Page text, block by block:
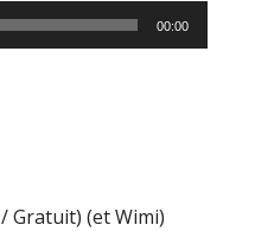
00:00
/ Gratuit) (et Wimi)